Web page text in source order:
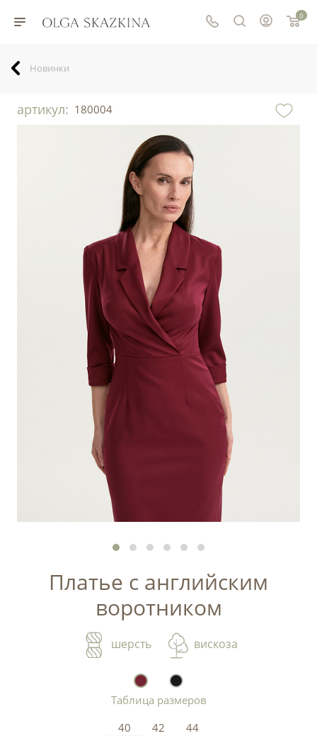
0
Новинки
артикул: 180004
Платье с английским
воротником
шерсть вискоза
Таблица размеров
40
42
44